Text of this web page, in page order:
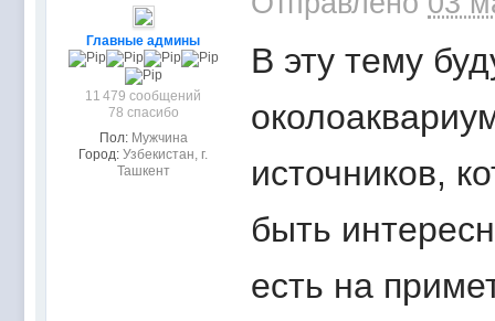
Главные админы
11 479 сообщений
78 спасибо
Пол: Мужчина
Город: Узбекистан, г.
Ташкент
В эту тему
источников,
быть
есть на